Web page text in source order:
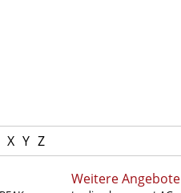
X Y Z
Weitere Angebote